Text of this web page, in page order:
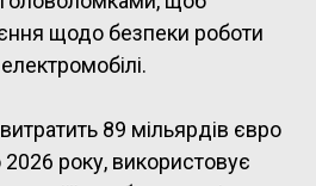
щодо безпеки роботи
89 мільярдів євро
2026 року, використовує